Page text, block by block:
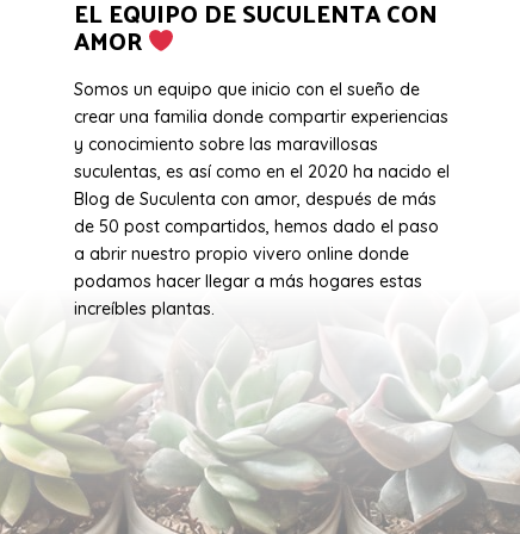
EL EQUIPO DE SUCULENTA CON
AMOR
Somos un equipo que inicio con el sueño de
crear una familia donde compartir experiencias
y conocimiento sobre las maravillosas
suculentas, es así como en el 2020 ha nacido el
Blog de Suculenta con amor, después de más
de 50 post compartidos, hemos dado el paso
a abrir nuestro propio vivero online donde
podamos hacer llegar a más hogares estas
increíbles plantas.